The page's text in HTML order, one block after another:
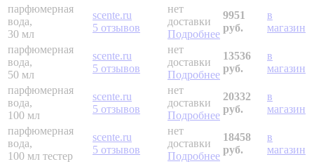
парфюмерная
вода,
30 мл
scente.ru
5 отзывов
нет
доставки
Подробнее
9951
руб.
в
магазин
парфюмерная
вода,
50 мл
scente.ru
5 отзывов
нет
доставки
Подробнее
13536
руб.
в
магазин
парфюмерная
вода,
100 мл
scente.ru
5 отзывов
нет
доставки
Подробнее
20332
руб.
в
магазин
парфюмерная
вода,
100 мл тестер
scente.ru
5 отзывов
нет
доставки
Подробнее
18458
руб.
в
магазин